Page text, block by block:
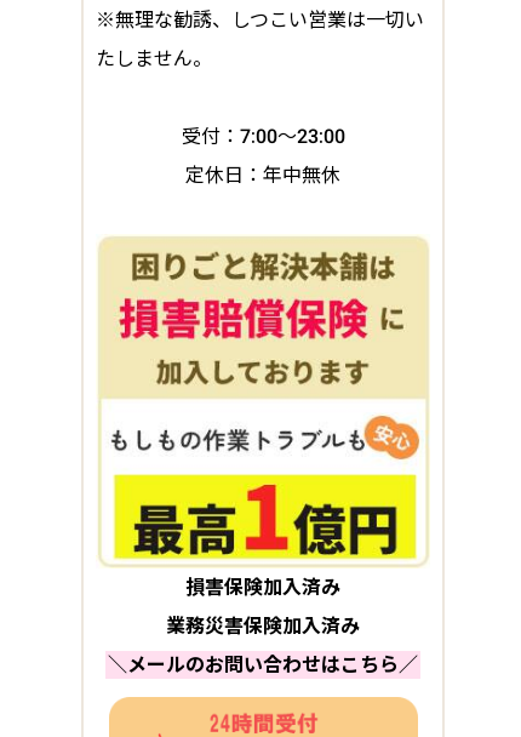
※無理な勧誘、しつこい営業は一切い
たしません。
受付：7:00～23:00
定休日：年中無休
損害保険加入済み
業務災害保険加入済み
＼メールのお問い合わせはこちら／